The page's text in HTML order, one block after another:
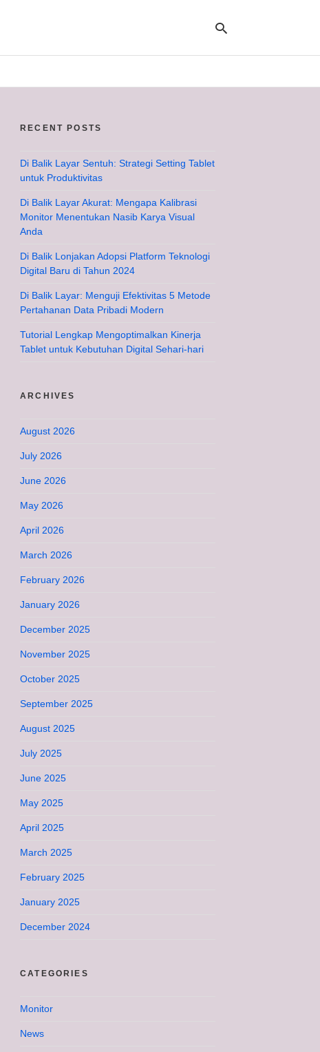
RECENT POSTS
Di Balik Layar Sentuh: Strategi Setting Tablet
untuk Produktivitas
Di Balik Layar Akurat: Mengapa Kalibrasi
Monitor Menentukan Nasib Karya Visual
Anda
Di Balik Lonjakan Adopsi Platform Teknologi
Digital Baru di Tahun 2024
Di Balik Layar: Menguji Efektivitas 5 Metode
Pertahanan Data Pribadi Modern
Tutorial Lengkap Mengoptimalkan Kinerja
Tablet untuk Kebutuhan Digital Sehari-hari
ARCHIVES
August 2026
July 2026
June 2026
May 2026
April 2026
March 2026
February 2026
January 2026
December 2025
November 2025
October 2025
September 2025
August 2025
July 2025
June 2025
May 2025
April 2025
March 2025
February 2025
January 2025
December 2024
CATEGORIES
Monitor
News